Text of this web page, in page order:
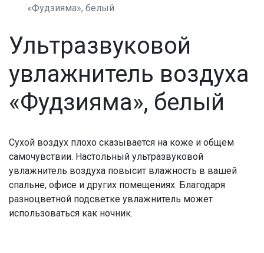
«Фудзияма», белый
Ультразвуковой
увлажнитель воздуха
«Фудзияма», белый
Сухой воздух плохо сказывается на коже и общем
самочувствии. Настольный ультразвуковой
увлажнитель воздуха повысит влажность в вашей
спальне, офисе и других помещениях. Благодаря
разноцветной подсветке увлажнитель может
использоваться как ночник.